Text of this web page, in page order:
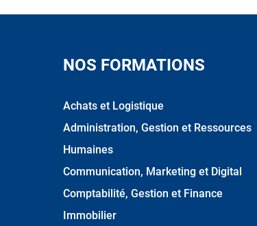
NOS FORMATIONS
Achats et Logistique
Administration, Gestion et Ressources
Humaines
Communication, Marketing et Digital
Comptabilité, Gestion et Finance
Immobilier